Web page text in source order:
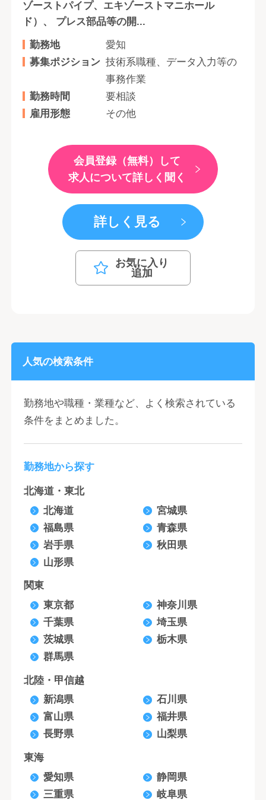
ゾーストパイプ、エキゾーストマニホール
ド）、 プレス部品等の開...
勤務地
愛知
募集ポジション 技術系職種、データ入力等の
事務作業
勤務時間
要相談
雇用形態
その他
会員登録（無料）して
求人について詳しく聞く
詳しく見る
お気に入り
追加
人気の検索条件
勤務地や職種・業種など、よく検索されている
条件をまとめました。
勤務地から探す
北海道・東北
北海道
宮城県
福島県
青森県
岩手県
秋田県
山形県
関東
東京都
神奈川県
千葉県
埼玉県
茨城県
栃木県
群馬県
北陸・甲信越
新潟県
石川県
富山県
福井県
長野県
山梨県
東海
愛知県
静岡県
三重県
岐阜県